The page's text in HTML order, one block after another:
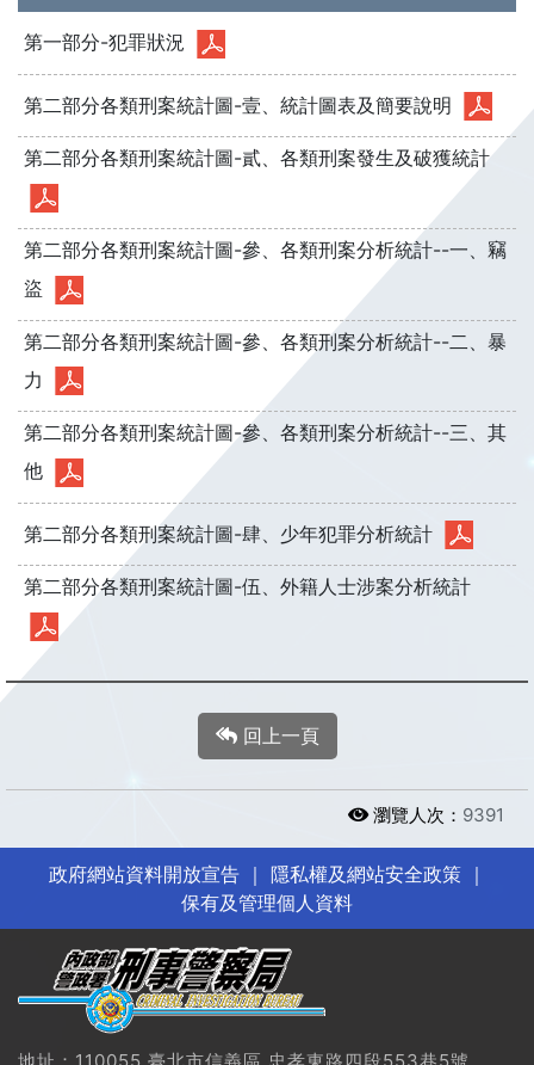
第一部分-犯罪狀況
第二部分各類刑案統計圖-壹、統計圖表及簡要說明
第二部分各類刑案統計圖-貳、各類刑案發生及破獲統計
第二部分各類刑案統計圖-參、各類刑案分析統計--一、竊
盜
第二部分各類刑案統計圖-參、各類刑案分析統計--二、暴
力
第二部分各類刑案統計圖-參、各類刑案分析統計--三、其
他
第二部分各類刑案統計圖-肆、少年犯罪分析統計
第二部分各類刑案統計圖-伍、外籍人士涉案分析統計
回上一頁
瀏覽人次： 9391
政府網站資料開放宣告｜ 隱私權及網站安全政策｜
保有及管理個人資料